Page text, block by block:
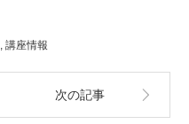
講座情報
次の記事